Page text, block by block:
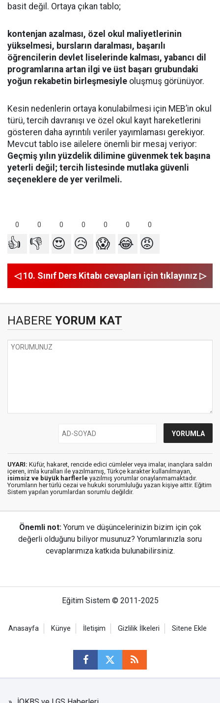
basit değil. Ortaya çıkan tablo;
kontenjan azalması, özel okul maliyetlerinin
yükselmesi, bursların daralması, başarılı
öğrencilerin devlet liselerinde kalması, yabancı dil
programlarına artan ilgi ve üst başarı grubundaki
yoğun rekabetin birleşmesiyle oluşmuş görünüyor.
Kesin nedenlerin ortaya konulabilmesi için MEB’in okul
türü, tercih davranışı ve özel okul kayıt hareketlerini
gösteren daha ayrıntılı veriler yayımlaması gerekiyor.
Mevcut tablo ise ailelere önemli bir mesaj veriyor:
Geçmiş yılın yüzdelik dilimine güvenmek tek başına
yeterli değil; tercih listesinde mutlaka güvenli
seçeneklere de yer verilmeli.
0 0 0 0 0 0 0
👍 👎 😍 😥 😱 😂 😡
◁ 10. Sınıf Ders Kitabı cevapları için tıklayınız ▷
HABERE YORUM KAT
UYARI: Küfür, hakaret, rencide edici cümleler veya imalar, inançlara saldırı
içeren, imla kuralları ile yazılmamış, Türkçe karakter kullanılmayan,
isimsiz ve büyük harflerle yazılmış yorumlar onaylanmamaktadır.
Yorumların her türlü cezai ve hukuki sorumluluğu yazan kişiye aittir. Eğitim
Sistem yapılan yorumlardan sorumlu değildir.
Önemli not: Yorum ve düşüncelerinizin bizim için çok
değerli olduğunu biliyor musunuz? Yorumlarınızla soru
cevaplarımıza katkıda bulunabilirsiniz.
Eğitim Sistem © 2011-2025
Anasayfa Künye İletişim Gizlilik İlkeleri Sitene Ekle